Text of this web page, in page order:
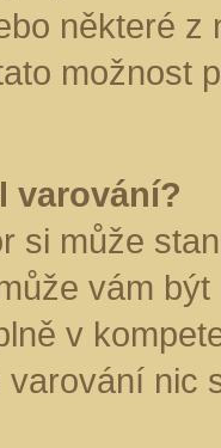
některé z
možnost
varování?
si může
vám
v
nic